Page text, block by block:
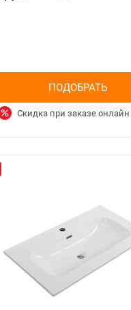
ПОДОБРАТЬ
Скидка при заказе онлайн